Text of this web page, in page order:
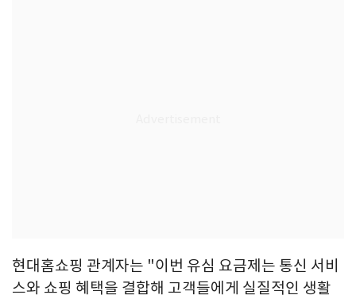
현대홈쇼핑 관계자는 "이번 유심 요금제는 통신 서비
스와 쇼핑 혜택을 결합해 고객들에게 실질적인 생활